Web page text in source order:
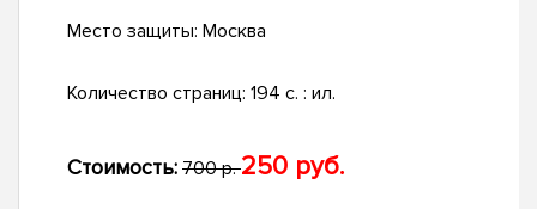
Место защиты: Москва
Количество страниц: 194 с. : ил.
Стоимость: 700 р.250 руб.